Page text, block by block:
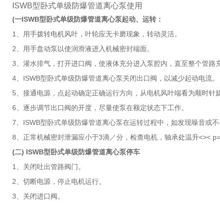
ISWB型卧式单级防爆管道离心泵使用
(一ISWB型卧式单级防爆管道离心泵起动、运转：
1、用手拨转电机风叶，叶轮应无卡磨现象，转动灵活。
2、用手盘动泵以使润滑液进入机械密封端面。
3、灌水排气，打开进口阀，使液体充分进入泵腔内，直至整个管路
4、ISWB型卧式单级防爆管道离心泵关闭出口阀，以减少起动电流。
5、接通电源，点起动确定正确运行方向，从电机风叶端看为顺时针
6、逐步调节出口阀的开度，尽量使泵在额定状态下工作。
7、ISWB型卧式单级防爆管道离心泵在运转过程中，如发现噪音或
8、正常机械密封泄漏应小于3滴／分，检查电机，轴承处温升<><
(二) ISWB型卧式单级防爆管道离心泵停车
1、关闭吐出管路阀门。
2、切断电源，停止电机运行。
3、关闭进口阀。